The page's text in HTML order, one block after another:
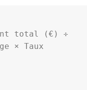
total (€) ÷
× Taux